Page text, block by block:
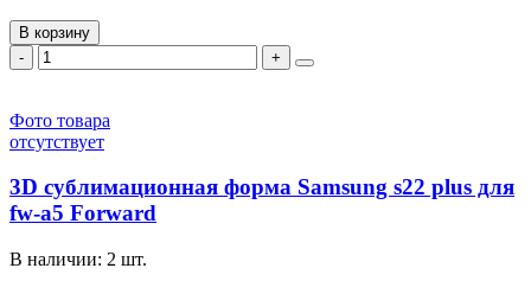
В корзину
-
+
Фото товара
отсутствует
3D сублимационная форма Samsung s22 plus для
fw-a5 Forward
В наличии: 2 шт.